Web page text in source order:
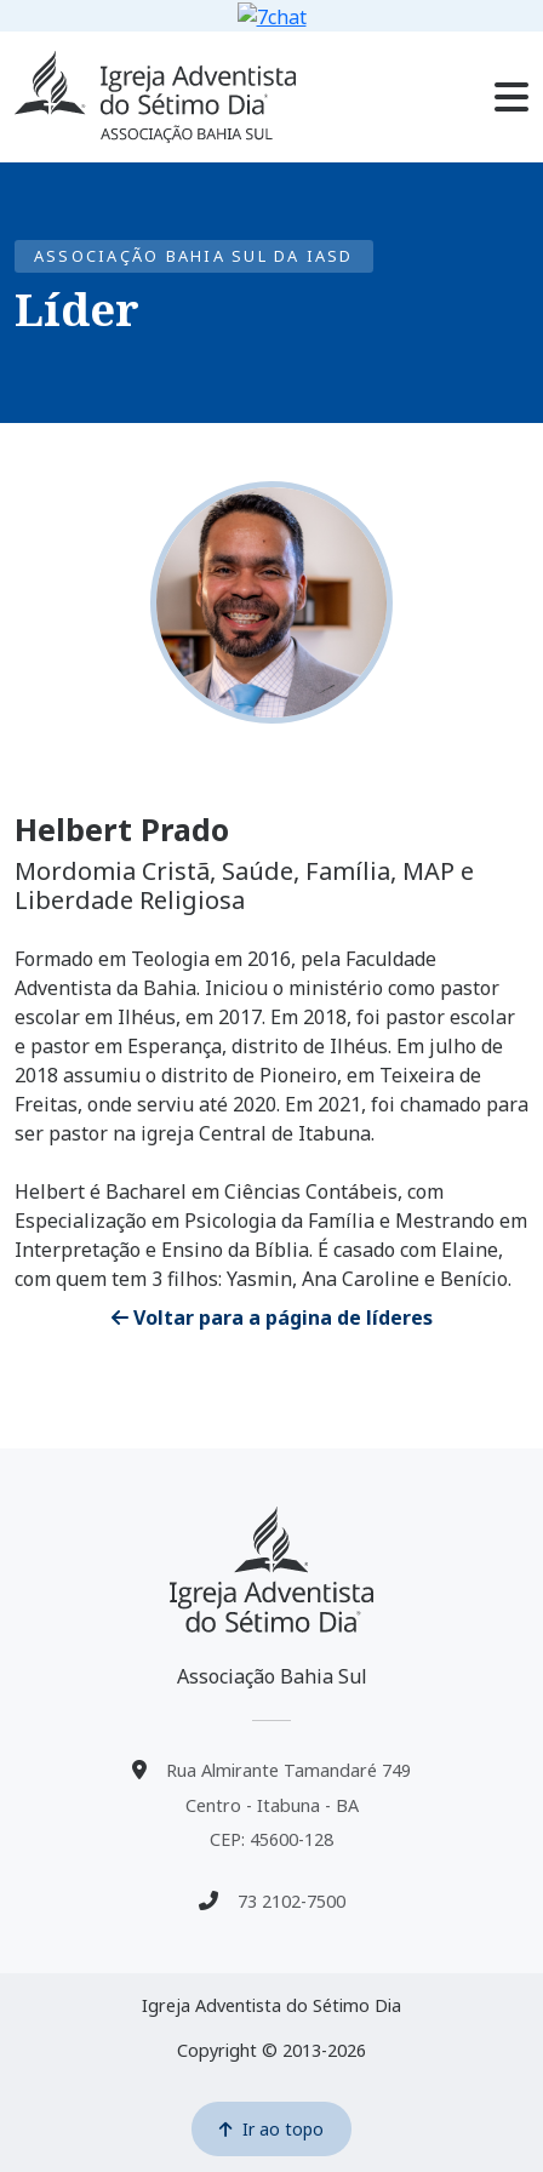
ASSOCIAÇÃO BAHIA SUL DA IASD
Líder
Helbert Prado
Mordomia Cristã, Saúde, Família, MAP e
Liberdade Religiosa
Formado em Teologia em 2016, pela Faculdade
Adventista da Bahia. Iniciou o ministério como pastor
escolar em Ilhéus, em 2017. Em 2018, foi pastor escolar
e pastor em Esperança, distrito de Ilhéus. Em julho de
2018 assumiu o distrito de Pioneiro, em Teixeira de
Freitas, onde serviu até 2020. Em 2021, foi chamado para
ser pastor na igreja Central de Itabuna.
Helbert é Bacharel em Ciências Contábeis, com
Especialização em Psicologia da Família e Mestrando em
Interpretação e Ensino da Bíblia. É casado com Elaine,
com quem tem 3 filhos: Yasmin, Ana Caroline e Benício.
Voltar para a página de líderes
Associação Bahia Sul
Rua Almirante Tamandaré 749
Centro - Itabuna - BA
CEP: 45600-128
73 2102-7500
Igreja Adventista do Sétimo Dia
Copyright © 2013-2026
Ir ao topo